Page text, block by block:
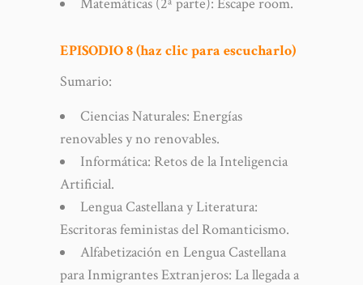
EPISODIO 8 (haz clic para escucharlo)
Sumario:
Ciencias Naturales: Energías
renovables y no renovables.
Informática: Retos de la Inteligencia
Artificial.
Lengua Castellana y Literatura:
Escritoras feministas del Romanticismo.
Alfabetización en Lengua Castellana
para Inmigrantes Extranjeros: La llegada a